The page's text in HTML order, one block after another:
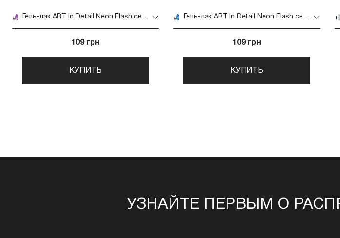
Гель-лак ART In Detail Neon Flash светоотражающий 6 мл (005)
109 грн
КУПИТЬ
Гель-лак ART In Detail Neon Flash светоотражающий 6 мл (006)
109 грн
КУПИТЬ
УЗНАЙТЕ ПЕРВЫМ О